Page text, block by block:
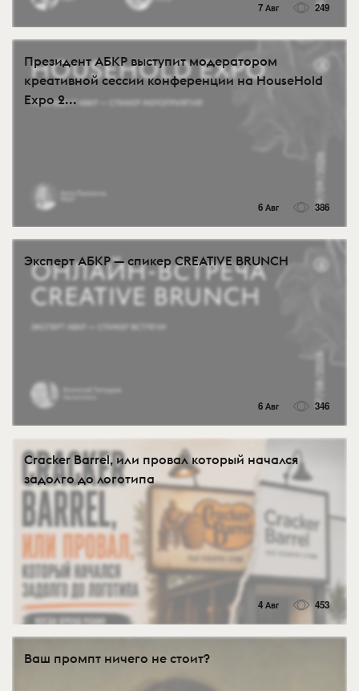
7 Авг 249
Президент АБКР выступит модератором
креативной сессии конференции на HouseHold
Expo 2...
6 Авг 386
Эксперт АБКР — спикер CREATIVE BRUNCH
6 Авг 346
Cracker Barrel, или провал который начался
задолго до логотипа
4 Авг 453
Ваш промпт ничего не стоит?